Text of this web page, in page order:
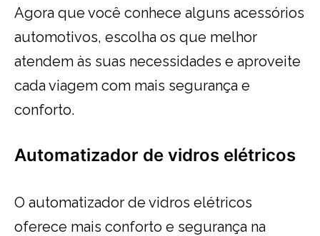
Agora que você conhece alguns acessórios
automotivos, escolha os que melhor
atendem às suas necessidades e aproveite
cada viagem com mais segurança e
conforto.
Automatizador de vidros elétricos
O automatizador de vidros elétricos
oferece mais conforto e segurança na